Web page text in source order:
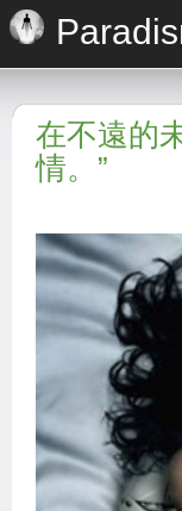
在不遠的
情。”